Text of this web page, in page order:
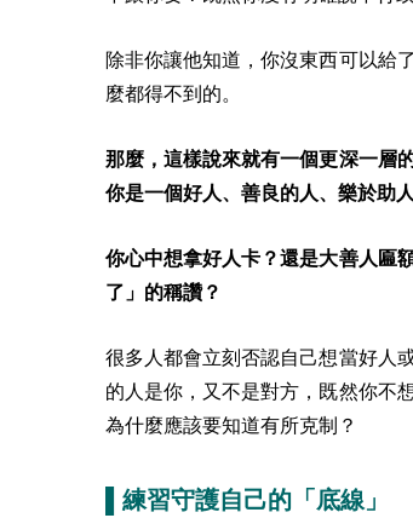
除非你讓他知道，你沒東西可以給
麼都得不到的。
那麼，這樣說來就有一個更深一層
你是一個好人、善良的人、樂於助
你心中想拿好人卡？還是大善人匾
了」的稱讚？
很多人都會立刻否認自己想當好人
的人是你，又不是對方，既然你不
為什麼應該要知道有所克制？
▌練習守護自己的「底線」